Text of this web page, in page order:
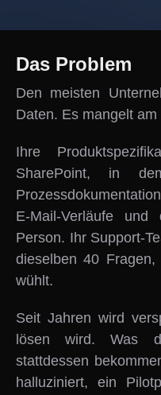
Das Problem
Den meisten
Daten. Es mangelt
Ihre
SharePoint, in
E-Mail-Verläufe
Person. Ihr Support-
dieselben 40
wühlt.
Seit Jahren wird
lösen wird. Was
stattdessen
halluziniert, ein